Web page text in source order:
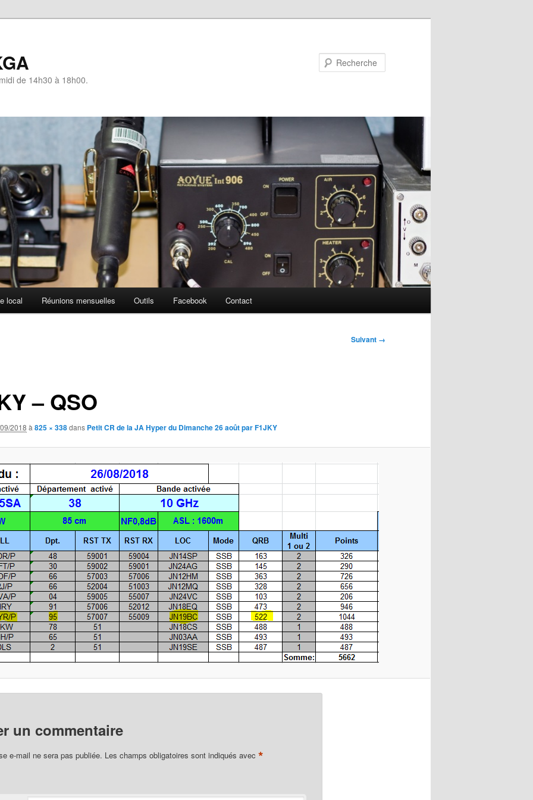
de 14h30 à 18h00.
local Réunions mensuelles Outils Facebook Contact
Suivant →
– QSO
2018 à 825 × 338dans Petit CR de la JA Hyper du Dimanche 26 août par F1JKY
un commentaire
e-mail ne sera pas publiée. Les champs obligatoires sont indiqués avec *